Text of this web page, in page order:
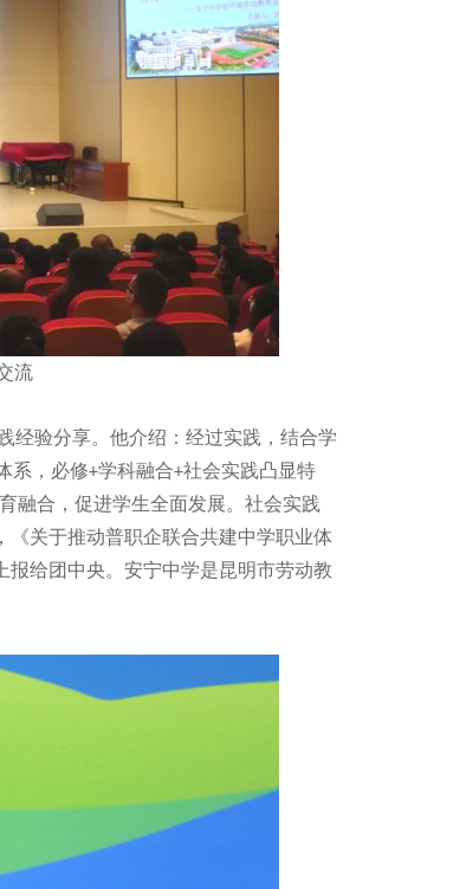
流
经验分享。他介绍：经过实践，结合学
系，必修+学科融合+社会实践凸显特
融合，促进学生全面发展。社会实践
《关于推动普职企联合共建中学职业体
报给团中央。安宁中学是昆明市劳动教